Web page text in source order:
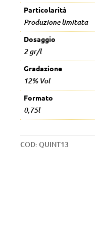
Particolarità
Produzione limitata
Dosaggio
2 gr/l
Gradazione
12% Vol
Formato
0,75l
COD: QUINT13